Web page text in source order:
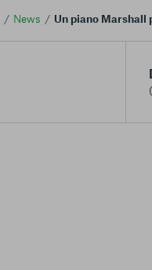
News Un piano Marshall per l'Africa. AVSI ospite a